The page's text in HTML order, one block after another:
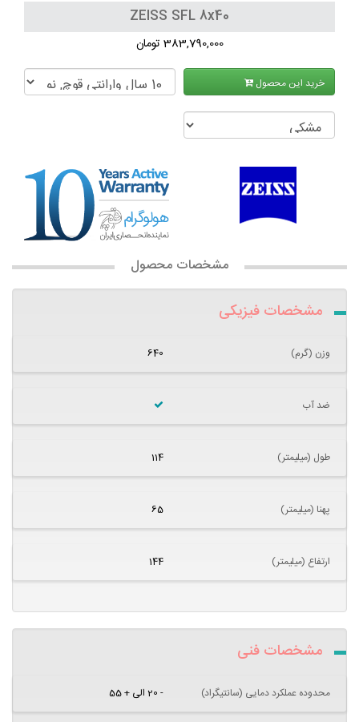
ZEISS SFL 8x40
383,790,000 تومان
خرید این محصول
مشخصات محصول
مشخصات فیزیکی
وزن (گرم) 640
ضد آب
طول (میلیمتر) 114
پهنا (میلیمتر) 65
ارتفاع (میلیمتر) 144
مشخصات فنی
محدوده عملکرد دمایی (سانتیگراد) - 20 الی + 55